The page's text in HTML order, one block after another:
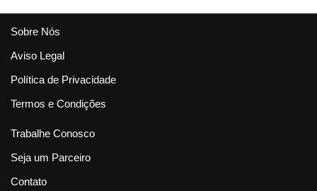
Sobre Nós
Aviso Legal
Política de Privacidade
Termos e Condições
Trabalhe Conosco
Seja um Parceiro
Contato